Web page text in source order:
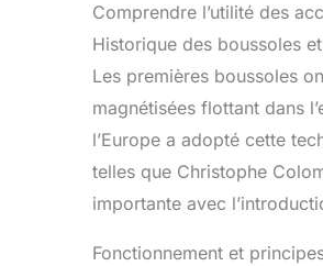
Comprendre l’utilité des
Historique des boussoles
Les premières boussoles
magnétisées flottant dans
l’Europe a adopté cette
telles que Christophe
importante avec
Fonctionnement et